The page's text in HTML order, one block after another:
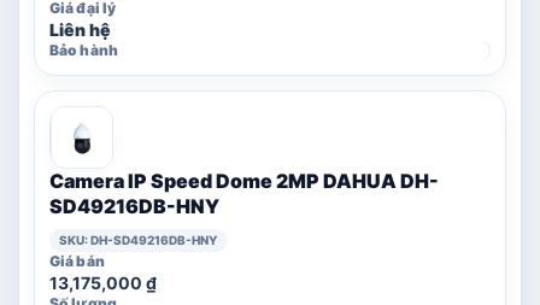
Liên hệ
Camera IP Speed Dome 2MP DAHUA DH-
SD49216DB-HNY
SKU: DH-SD49216DB-HNY
13,175,000 ₫